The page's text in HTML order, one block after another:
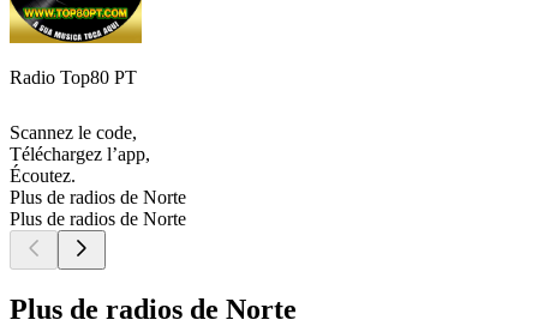
Radio Top80 PT
Scannez le code,
Téléchargez l’app,
Écoutez.
Plus de radios de Norte
Plus de radios de Norte
Plus de radios de Norte